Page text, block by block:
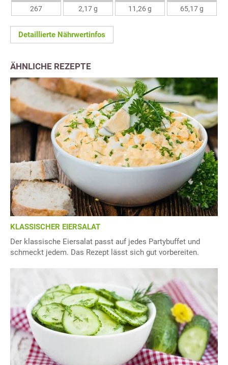
267
2,17 g
11,26 g
65,17 g
Detaillierte Nährwertinfos
ÄHNLICHE REZEPTE
KLASSISCHER EIERSALAT
Der klassische Eiersalat passt auf jedes Partybuffet und
schmeckt jedem. Das Rezept lässt sich gut vorbereiten.